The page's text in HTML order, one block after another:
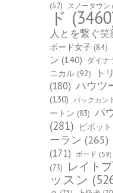
(62)
スノータウン
ド
人とを繋ぐ
ボード女子 (84)
ン (140) ダイナ
ニカル (92) ト
(180) ハウツ
(130)
バックカン
ートン (83) パ
(281)
ピボット
ーラン (265)
(171)
ボード (59)
(73)
レイト
ッスン